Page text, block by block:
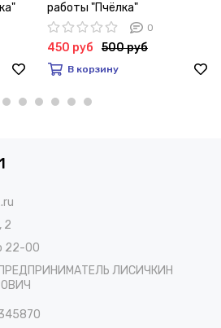
работы "Пчёлка"
0
450 руб 500 руб
В корзину
2
22-00
ЛИСИЧКИН